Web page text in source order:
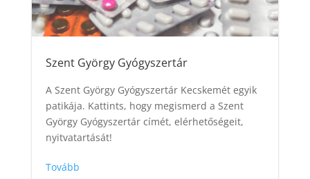
Szent György Gyógyszertár
A Szent György Gyógyszertár Kecskemét egyik
patikája. Kattints, hogy megismerd a Szent
György Gyógyszertár címét, elérhetőségeit,
nyitvatartását!
Tovább